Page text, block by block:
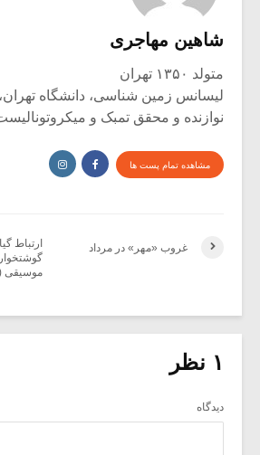
شاهین مهاجری
متولد ۱۳۵۰ تهران
لیسانس زمین شناسی، دانشگاه تهران، ۱۳۷۴
نوازنده و محقق تمبک و
مشاهده تمام پست ها
ارتباط
موسیقی
غروب «مهر» در مرداد
۱ نظر
دیدگاه